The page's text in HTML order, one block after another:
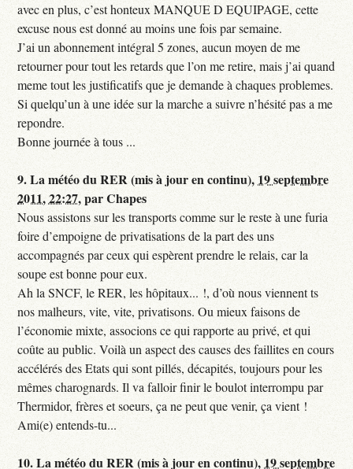
avec en plus, c’est honteux MANQUE D EQUIPAGE, cette
excuse nous est donné au moins une fois par semaine.
J’ai un abonnement intégral 5 zones, aucun moyen de me
retourner pour tout les retards que l’on me retire, mais j’ai quand
meme tout les justificatifs que je demande à chaques problemes.
Si quelqu’un à une idée sur la marche a suivre n’hésité pas a me
repondre.
Bonne journée à tous ...
9.La météo du RER (mis à jour en continu), 19 septembre
2011, 22:27,parChapes
Nous assistons sur les transports comme sur le reste à une furia
foire d’empoigne de privatisations de la part des uns
accompagnés par ceux qui espèrent prendre le relais, car la
soupe est bonne pour eux.
Ah la SNCF, le RER, les hôpitaux... !, d’où nous viennent ts
nos malheurs, vite, vite, privatisons. Ou mieux faisons de
l’économie mixte, associons ce qui rapporte au privé, et qui
coûte au public. Voilà un aspect des causes des faillites en cours
accélérés des Etats qui sont pillés, décapités, toujours pour les
mêmes charognards. Il va falloir finir le boulot interrompu par
Thermidor, frères et soeurs, ça ne peut que venir, ça vient !
Ami(e) entends-tu...
10.La météo du RER (mis à jour en continu), 19 septembre